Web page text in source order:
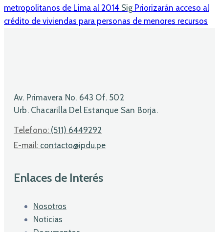
metropolitanos de Lima al 2014 Sig Priorizarán acceso al
crédito de viviendas para personas de menores recursos
Av. Primavera No. 643 Of. 502
Urb. Chacarilla Del Estanque San Borja.
Telefono: (511) 6449292
E-mail: contacto@ipdu.pe
Enlaces de Interés
Nosotros
Noticias